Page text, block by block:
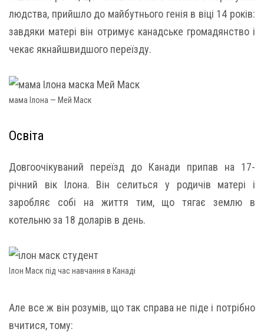
людства, прийшло до майбутнього генія в віці 14 років:
завдяки матері він отримує канадське громадянство і
чекає якнайшвидшого переїзду.
мама Ілона — Мей Маск
Освіта
Довгоочікуваний переїзд до Канади припав на 17-
річний вік Ілона. Він селиться у родичів матері і
заробляє собі на життя тим, що тягає землю в
котельню за 18 доларів в день.
Ілон Маск під час навчання в Канаді
Але все ж він розумів, що так справа не піде і потрібно
вчитися, тому: